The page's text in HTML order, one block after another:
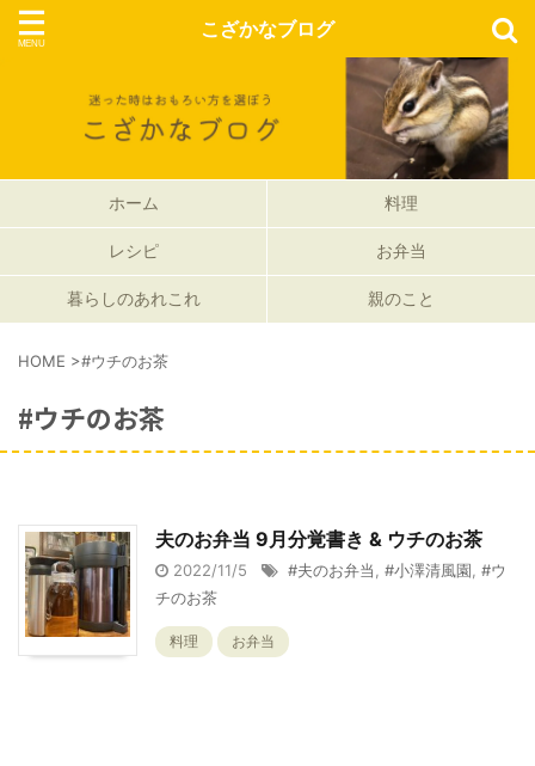
こざかなブログ
ホーム 料理
レシピ お弁当
暮らしのあれこれ 親のこと
HOME >#ウチのお茶
#ウチのお茶
夫のお弁当 9月分覚書き & ウチのお茶
2022/11/5 #夫のお弁当 #小澤清風園 #ウ
チのお茶
料理 お弁当